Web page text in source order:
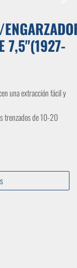
7,5"(1927-
una extracción fácil y
trenzados de 10-20